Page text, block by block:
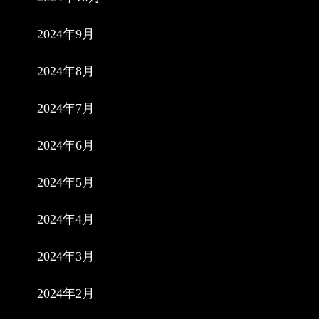
2024年9月
2024年8月
2024年7月
2024年6月
2024年5月
2024年4月
2024年3月
2024年2月